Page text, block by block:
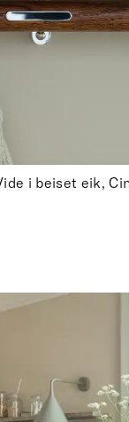
i beiset eik,